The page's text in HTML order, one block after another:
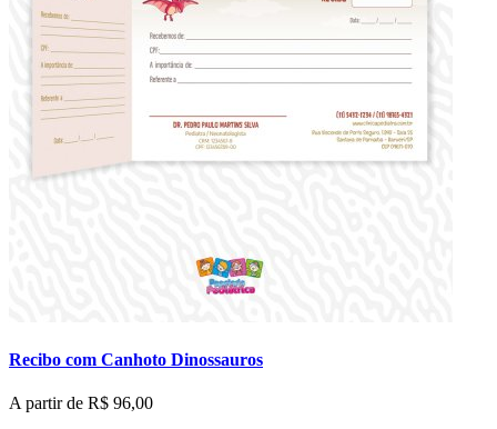
Recibo com Canhoto Dinossauros
A partir de R$ 96,00